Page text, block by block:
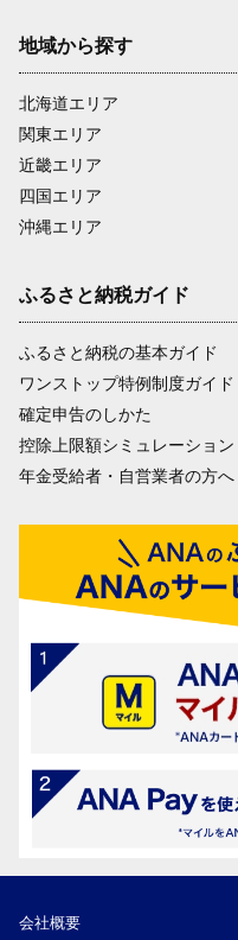
地域から探す
北海道エリア
関東エリア
近畿エリア
四国エリア
沖縄エリア
ふるさと納税ガイド
ふるさと納税の基本ガイド
ワンストップ特例制度ガイド
確定申告のしかた
控除上限額シミュレーション
年金受給者・自営業者の方へ
会社概要